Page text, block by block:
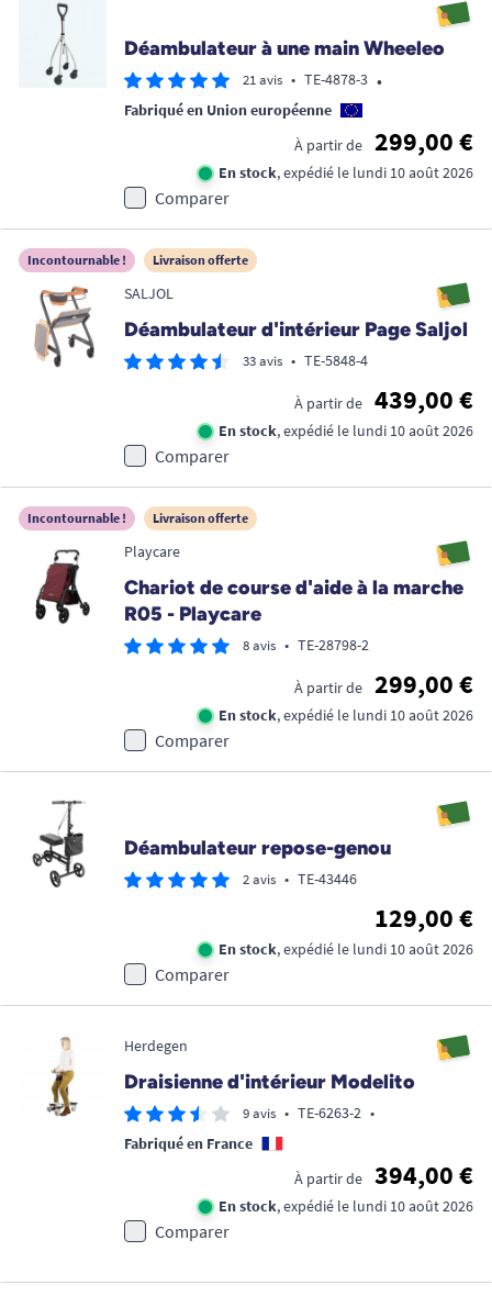
Déambulateur à une main Wheeleo
21 avis • TE-4878-3 •
Fabriqué en Union européenne
À partir de
299,00 €
En stock, expédié le lundi 10 août 2026
Comparer
Incontournable ! Livraison offerte
SALJOL
Déambulateur d'intérieur Page Saljol
33 avis • TE-5848-4
À partir de 439,00 €
En stock, expédié le lundi 10 août 2026
Comparer
Incontournable ! Livraison offerte
Playcare
Chariot de course d'aide à la marche
R05 - Playcare
8 avis • TE-28798-2
À partir de 299,00 €
En stock, expédié le lundi 10 août 2026
Comparer
Déambulateur repose-genou
2 avis • TE-43446
129,00 €
En stock, expédié le lundi 10 août 2026
Comparer
Herdegen
Draisienne d'intérieur Modelito
9 avis • TE-6263-2 •
Fabriqué en France
À partir de
394,00 €
En stock, expédié le lundi 10 août 2026
Comparer